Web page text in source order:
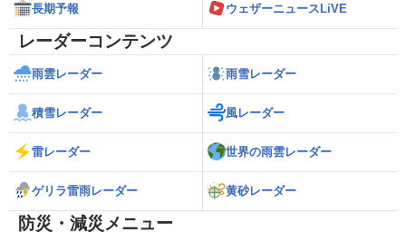
長期予報 ウェザーニュースLiVE
レーダーコンテンツ
雨雲レーダー 雨雪レーダー
積雪レーダー 風レーダー
雷レーダー 世界の雨雲レーダー
ゲリラ雷雨レーダー 黄砂レーダー
防災・減災メニュー